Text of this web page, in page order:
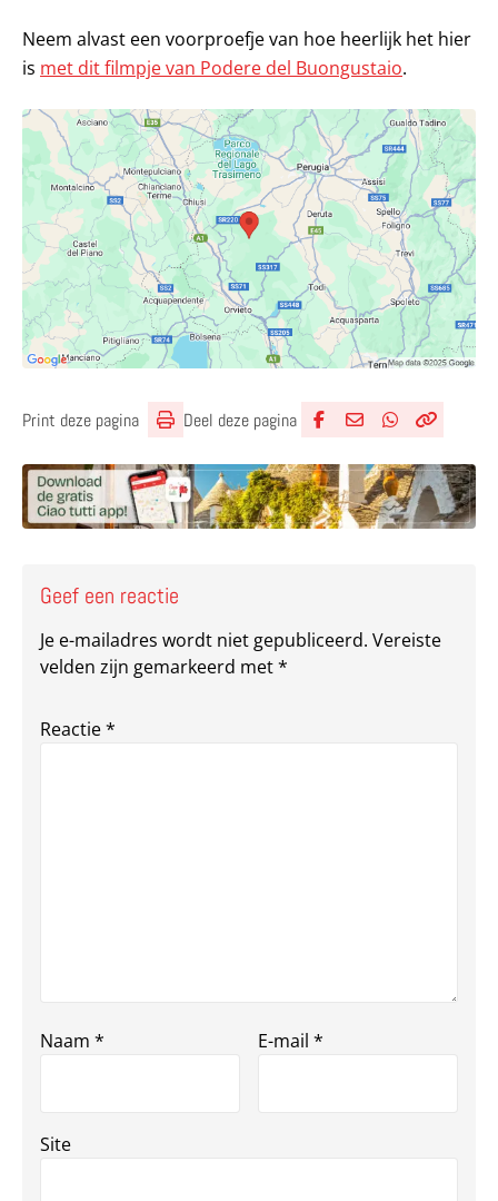
Neem alvast een voorproefje van hoe heerlijk het hier
is met dit filmpje van Podere del Buongustaio.
Print deze pagina Deel deze pagina
Geef een reactie
Je e-mailadres wordt niet gepubliceerd. Vereiste
velden zijn gemarkeerd met*
Reactie*
Naam * E-mail *
Site